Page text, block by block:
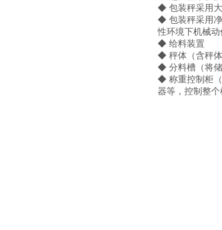
◆ 包装秤采用
◆ 包装秤采用
性环境下机械
◆ 给料装置
◆ 秤体（含秤
◆ 分料槽（将
◆ 称重控制柜
器等，控制整